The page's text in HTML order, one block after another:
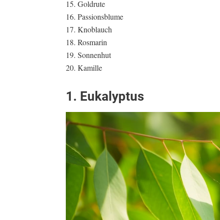
Goldrute
Passionsblume
Knoblauch
Rosmarin
Sonnenhut
Kamille
1. Eukalyptus